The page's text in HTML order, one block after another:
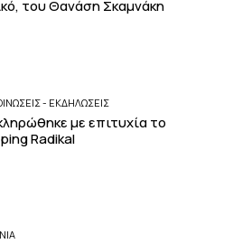
του Θανάση Σκαμνάκη
- ΕΚΔΗΛΩΣΕΙΣ
με επιτυχία το
Radikal